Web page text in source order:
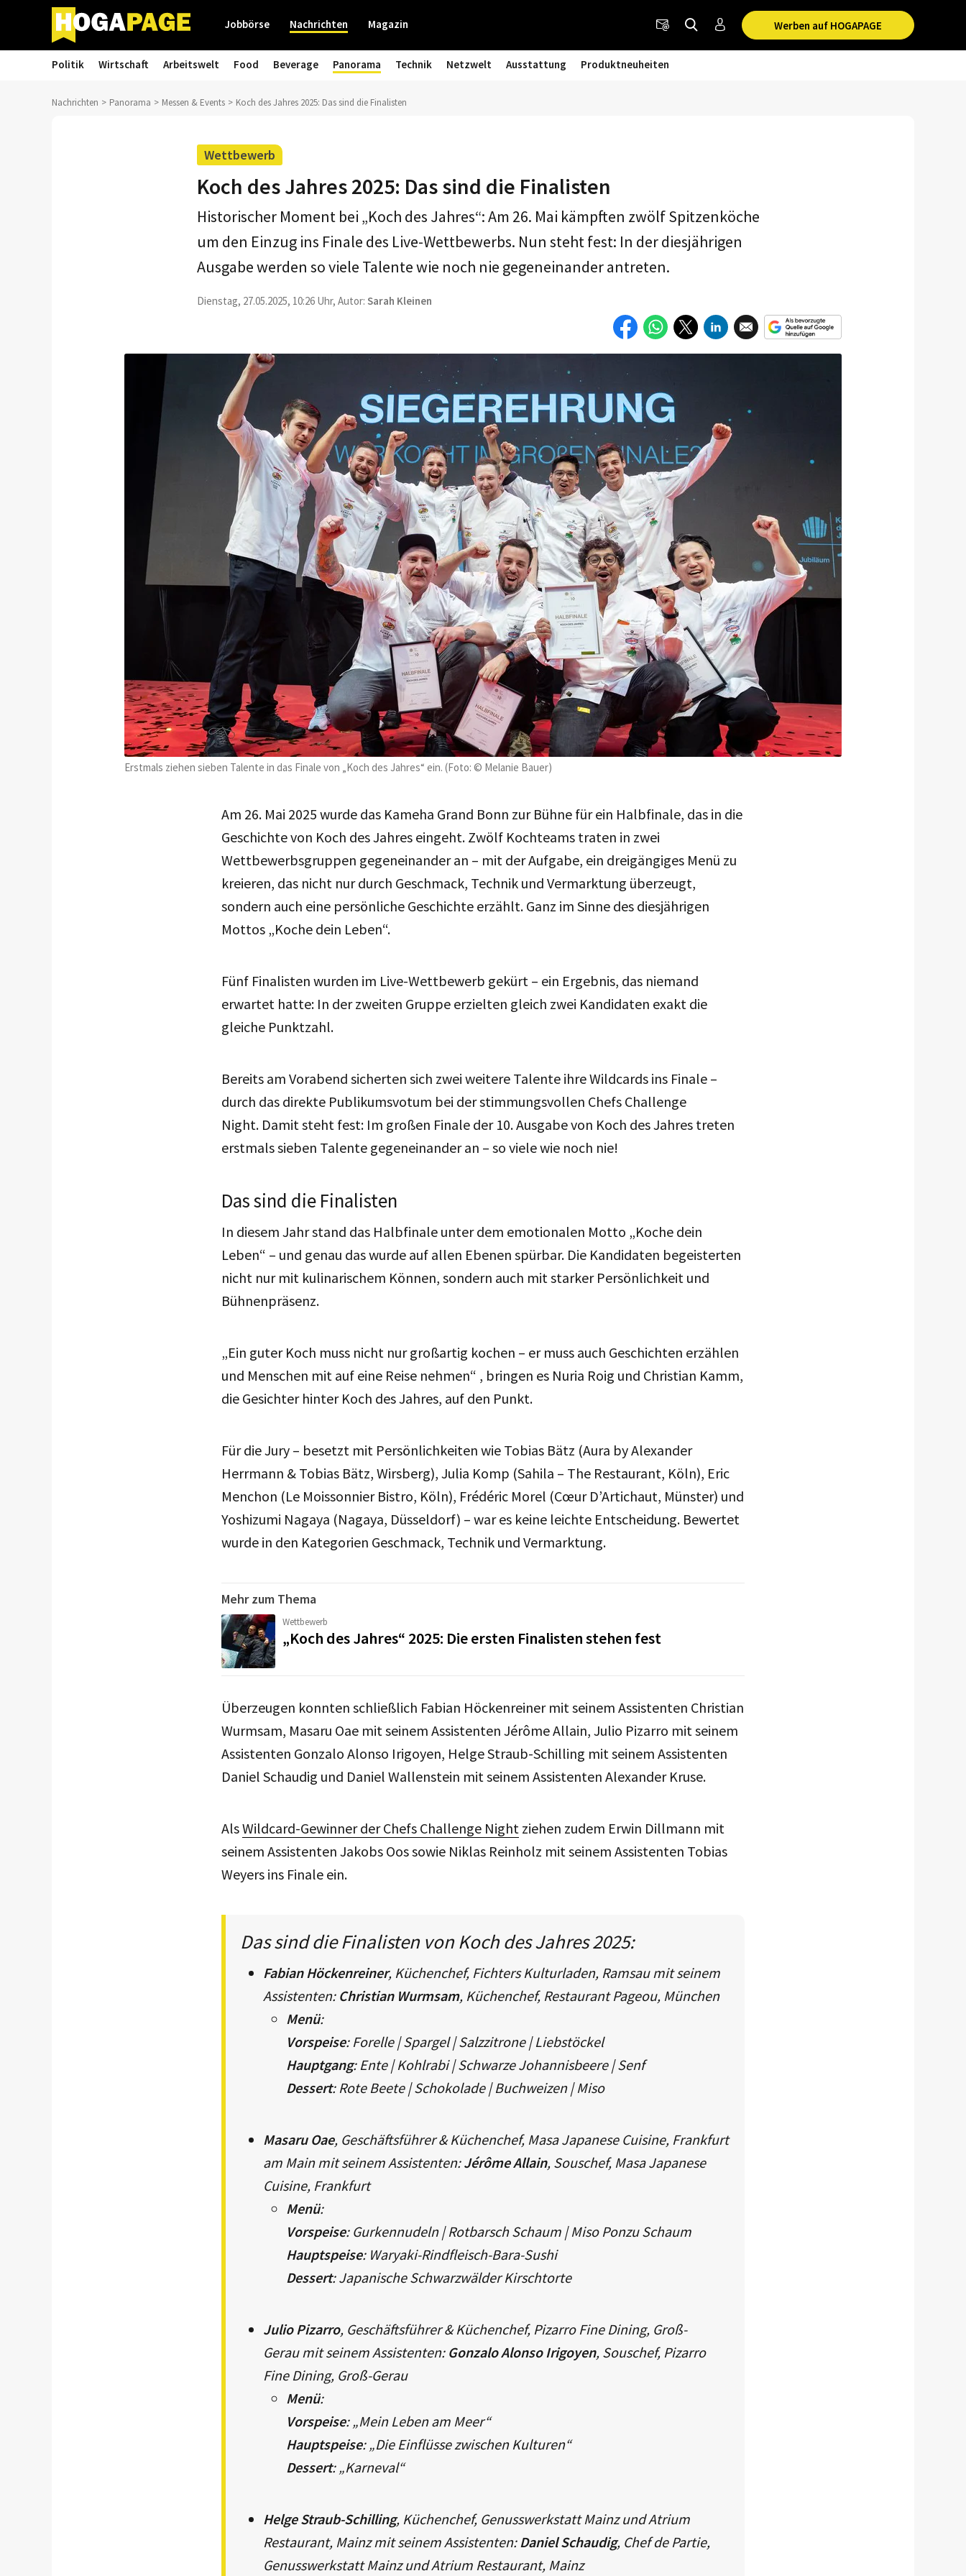
Werben auf HOGAPAGE
Jobbörse Nachrichten Magazin
Politik Wirtschaft Arbeitswelt Food Beverage Panorama Technik Netzwelt Ausstattung Produktneuheiten
Nachrichten Panorama Messen & Events Koch des Jahres 2025: Das sind die Finalisten
Wettbewerb
Koch des Jahres 2025: Das sind die Finalisten
Erstmals ziehen sieben Talente in das Finale von „Koch des Jahres“ ein. (Foto: © Melanie Bauer)
Historischer Moment bei „Koch des Jahres“: Am 26. Mai kämpften zwölf Spitzenköche
um den Einzug ins Finale des Live-Wettbewerbs. Nun steht fest: In der diesjährigen
Ausgabe werden so viele Talente wie noch nie gegeneinander antreten.
Dienstag, 27.05.2025, 10:26 Uhr, Autor: Sarah Kleinen
Am 26. Mai 2025 wurde das Kameha Grand Bonn zur Bühne für ein Halbfinale, das in die
Geschichte von Koch des Jahres eingeht. Zwölf Kochteams traten in zwei
Wettbewerbsgruppen gegeneinander an – mit der Aufgabe, ein dreigängiges Menü zu
kreieren, das nicht nur durch Geschmack, Technik und Vermarktung überzeugt,
sondern auch eine persönliche Geschichte erzählt. Ganz im Sinne des diesjährigen
Mottos „Koche dein Leben“.
Fünf Finalisten wurden im Live-Wettbewerb gekürt – ein Ergebnis, das niemand
erwartet hatte: In der zweiten Gruppe erzielten gleich zwei Kandidaten exakt die
gleiche Punktzahl.
Bereits am Vorabend sicherten sich zwei weitere Talente ihre Wildcards ins Finale –
durch das direkte Publikumsvotum bei der stimmungsvollen Chefs Challenge
Night. Damit steht fest: Im großen Finale der 10. Ausgabe von Koch des Jahres treten
erstmals sieben Talente gegeneinander an – so viele wie noch nie!
Das sind die Finalisten
In diesem Jahr stand das Halbfinale unter dem emotionalen Motto „Koche dein
Leben“ – und genau das wurde auf allen Ebenen spürbar. Die Kandidaten begeisterten
nicht nur mit kulinarischem Können, sondern auch mit starker Persönlichkeit und
Bühnenpräsenz.
„Ein guter Koch muss nicht nur großartig kochen – er muss auch Geschichten erzählen
und Menschen mit auf eine Reise nehmen“ , bringen es Nuria Roig und Christian Kamm,
die Gesichter hinter Koch des Jahres, auf den Punkt.
Für die Jury – besetzt mit Persönlichkeiten wie Tobias Bätz (Aura by Alexander
Herrmann & Tobias Bätz, Wirsberg), Julia Komp (Sahila – The Restaurant, Köln), Eric
Menchon (Le Moissonnier Bistro, Köln), Frédéric Morel (Cœur D’Artichaut, Münster) und
Yoshizumi Nagaya (Nagaya, Düsseldorf) – war es keine leichte Entscheidung. Bewertet
wurde in den Kategorien Geschmack, Technik und Vermarktung.
Mehr zum Thema
Wettbewerb
„Koch des Jahres“ 2025: Die ersten Finalisten stehen fest
Überzeugen konnten schließlich Fabian Höckenreiner mit seinem Assistenten Christian
Wurmsam, Masaru Oae mit seinem Assistenten Jérôme Allain, Julio Pizarro mit seinem
Assistenten Gonzalo Alonso Irigoyen, Helge Straub-Schilling mit seinem Assistenten
Daniel Schaudig und Daniel Wallenstein mit seinem Assistenten Alexander Kruse.
AlsWildcard-Gewinner der Chefs Challenge Night ziehen zudem Erwin Dillmann mit
seinem Assistenten Jakobs Oos sowie Niklas Reinholz mit seinem Assistenten Tobias
Weyers ins Finale ein.
Das sind die Finalisten von Koch des Jahres 2025:
Fabian Höckenreiner, Küchenchef, Fichters Kulturladen, Ramsau mit seinem
Assistenten: Christian Wurmsam, Küchenchef, Restaurant Pageou, München
Menü:
Vorspeise: Forelle | Spargel | Salzzitrone | Liebstöckel
Hauptgang: Ente | Kohlrabi | Schwarze Johannisbeere | Senf
Dessert: Rote Beete | Schokolade | Buchweizen | Miso
Masaru Oae, Geschäftsführer & Küchenchef, Masa Japanese Cuisine, Frankfurt
am Main mit seinem Assistenten:Jérôme Allain, Souschef, Masa Japanese
Cuisine, Frankfurt
Menü:
Vorspeise: Gurkennudeln | Rotbarsch Schaum | Miso Ponzu Schaum
Hauptspeise: Waryaki-Rindfleisch-Bara-Sushi
Dessert: Japanische Schwarzwälder Kirschtorte
Julio Pizarro, Geschäftsführer & Küchenchef, Pizarro Fine Dining, Groß-
Gerau mit seinem Assistenten:Gonzalo Alonso Irigoyen, Souschef, Pizarro
Fine Dining, Groß-Gerau
Menü:
Vorspeise: „Mein Leben am Meer“
Hauptspeise: „Die Einflüsse zwischen Kulturen“
Dessert: „Karneval“
Helge Straub-Schilling, Küchenchef, Genusswerkstatt Mainz und Atrium
Restaurant, Mainz mit seinem Assistenten: Daniel Schaudig, Chef de Partie,
Genusswerkstatt Mainz und Atrium Restaurant, Mainz